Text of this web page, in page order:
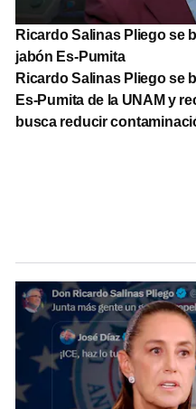
Ricardo Salinas Pliego se
jabón Es-Pumita
Ricardo Salinas Pliego se
Es‑Pumita de la UNAM y
busca reducir